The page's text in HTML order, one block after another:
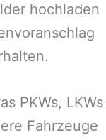
hochladen
PKWs, LKWs
Fahrzeuge